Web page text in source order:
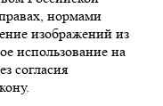
нормами
изображений из
использование на
согласия